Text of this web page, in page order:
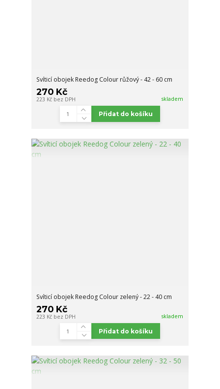
Svíticí obojek Reedog Colour růžový - 42 - 60 cm
270 Kč
223 Kč bez DPH skladem
Přidat do košíku
Svíticí obojek Reedog Colour zelený - 22 - 40 cm
270 Kč
223 Kč bez DPH skladem
Přidat do košíku